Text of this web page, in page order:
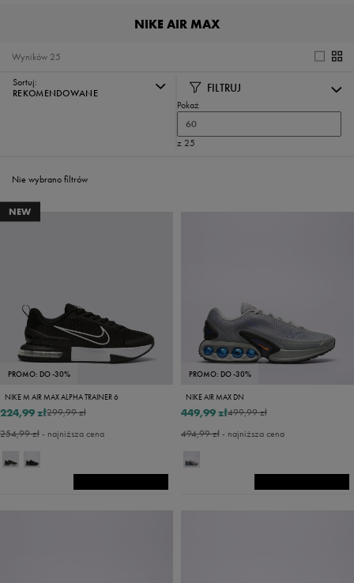
NIKE AIR MAX
25
Wyników
Sortuj:
REKOMENDOWANE
FILTRUJ
Pokaż
60
z 25
Nie wybrano filtrów
NEW
PROMO: DO -30%
NIKE M AIR MAX ALPHA TRAINER 6
299,99 zł
224,99 zł
254,99 zł- najniższa cena
PROMO: DO -30%
NIKE AIR MAX DN
499,99 zł
449,99 zł
494,99 zł- najniższa cena